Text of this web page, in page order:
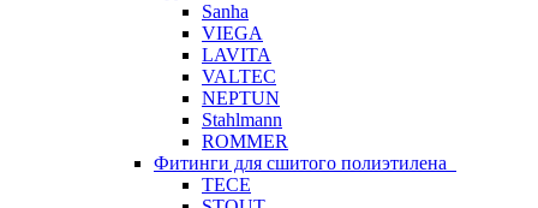
Sanha
VIEGA
LAVITA
VALTEC
NEPTUN
Stahlmann
ROMMER
Фитинги для сшитого полиэтилена
TECE